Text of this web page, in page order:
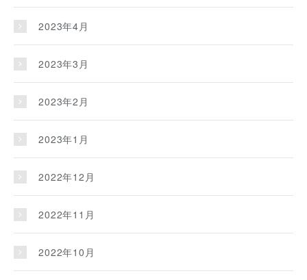
2023年4月
2023年3月
2023年2月
2023年1月
2022年12月
2022年11月
2022年10月